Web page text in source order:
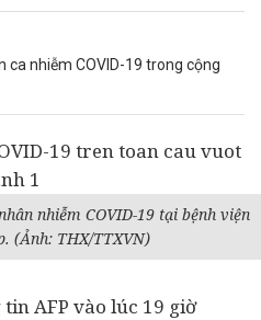
ca nhiễm COVID-19 trong cộng
nhiễm COVID-19 tại bệnh viện
(Ảnh: THX/TTXVN)
AFP vào lúc 19 giờ